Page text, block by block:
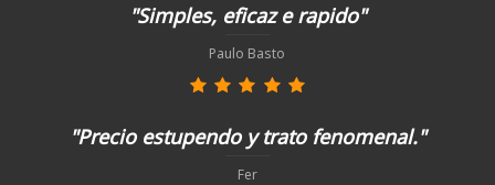
"Simples, eficaz e rapido"
Paulo Basto
"Precio estupendo y trato fenomenal."
Fer